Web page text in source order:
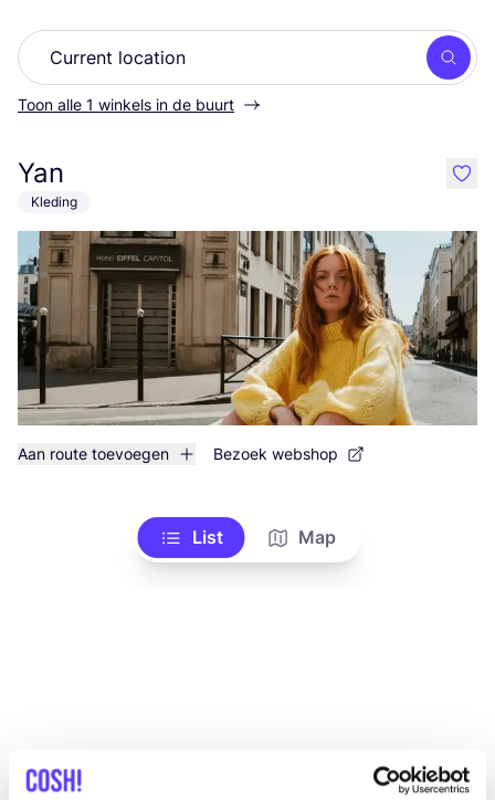
Zoek
Toon alle 1 winkels in de buurt
Yan
Kleding
Aan route toevoegen Bezoek webshop
like
List Map